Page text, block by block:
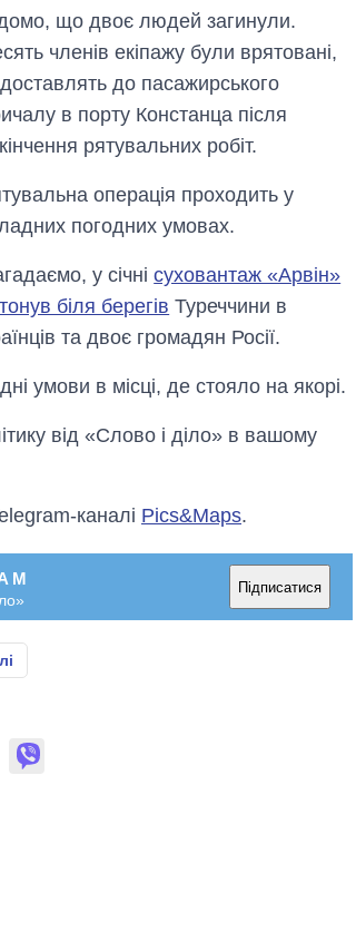
що двоє людей загинули.
членів екіпажу були врятовані,
доставлять до пасажирського
в порту Констанца після
рятувальних робіт.
операція проходить у
погодних умовах.
у січнісуховантаж «Арвін»
біля берегів Туреччини в
та двоє громадян Росії.
умови в місці, де стояло на якорі.
від «Слово і діло» в вашому
каналі Pics&Maps.
Підписатися
Скільки картоплі
вирощували в
великої війни